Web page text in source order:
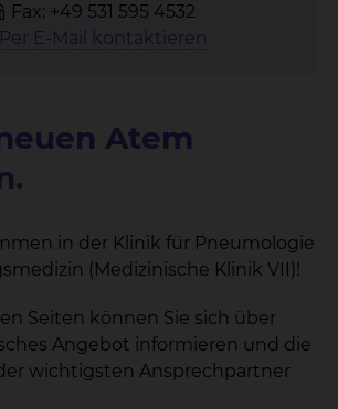
Fax: +49 531 595 4532
Per E-Mail kontaktieren
Atem
in der Klinik für Pneumologie
(Medizinische Klinik VII)!
Seiten können Sie sich über
Angebot informieren und die
wichtigsten Ansprechpartner